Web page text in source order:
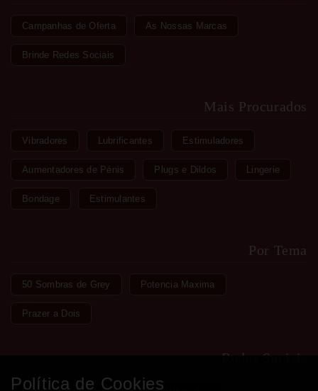
Campanhas de Oferta As Nossas Marcas
Brinde Redes Sociais
Mais Procurados
Vibradores Lubrificantes Estimuladores
Aumentadores de Pénis Plugs e Dildos Lingerie
Bondage Estimulantes
Por Tema
50 Sombras de Grey Potencia Maxima
Prazer a Dois
Redes Sociais
Política de Cookies